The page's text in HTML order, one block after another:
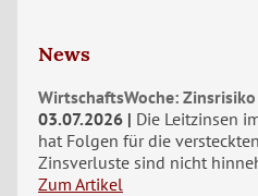
News
WirtschaftsWoche:
03.07.2026
Die Leitzinsen
hat Folgen für die
Zinsverluste sind nicht
Zum Artikel